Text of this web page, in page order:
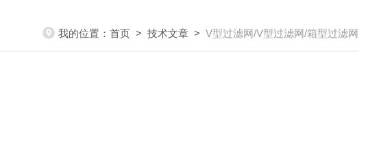
我的位置： 首页 > 技术文章 > V型过滤网/V型过滤网/箱型过滤网